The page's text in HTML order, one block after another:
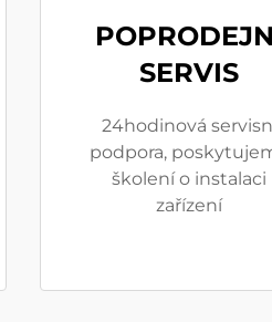
SERVIS
24hodinová
podpora,
školení o instalaci
zařízení